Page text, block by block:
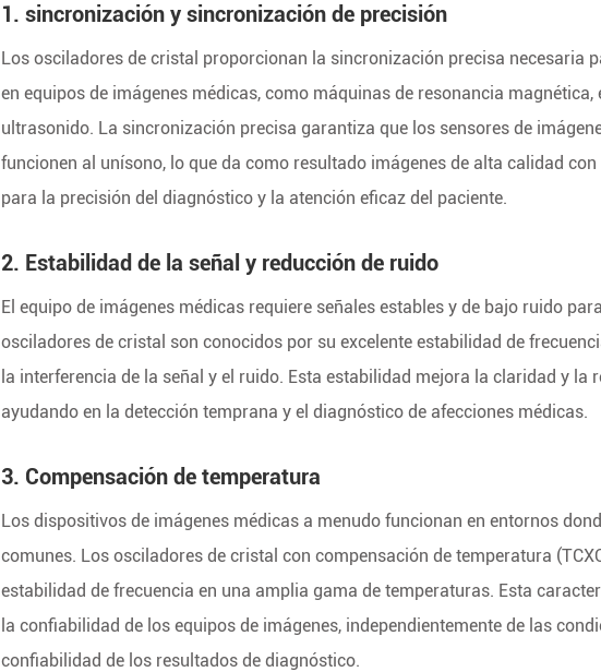
1. sincronización y sincronización de precisión
Los osciladores de cristal proporcionan la sincronización precisa necesaria
en equipos de imágenes médicas, como máquinas de resonancia magnética,
ultrasonido. La sincronización precisa garantiza que los sensores de
funcionen al unísono, lo que da como resultado imágenes de alta calidad
para la precisión del diagnóstico y la atención eficaz del paciente.
2. Estabilidad de la señal y reducción de ruido
El equipo de imágenes médicas requiere señales estables y de bajo ruido
osciladores de cristal son conocidos por su excelente estabilidad de
la interferencia de la señal y el ruido. Esta estabilidad mejora la claridad y la
ayudando en la detección temprana y el diagnóstico de afecciones médicas.
3. Compensación de temperatura
Los dispositivos de imágenes médicas a menudo funcionan en entornos
comunes. Los osciladores de cristal con compensación de temperatura
estabilidad de frecuencia en una amplia gama de temperaturas. Esta
la confiabilidad de los equipos de imágenes, independientemente de las
confiabilidad de los resultados de diagnóstico.